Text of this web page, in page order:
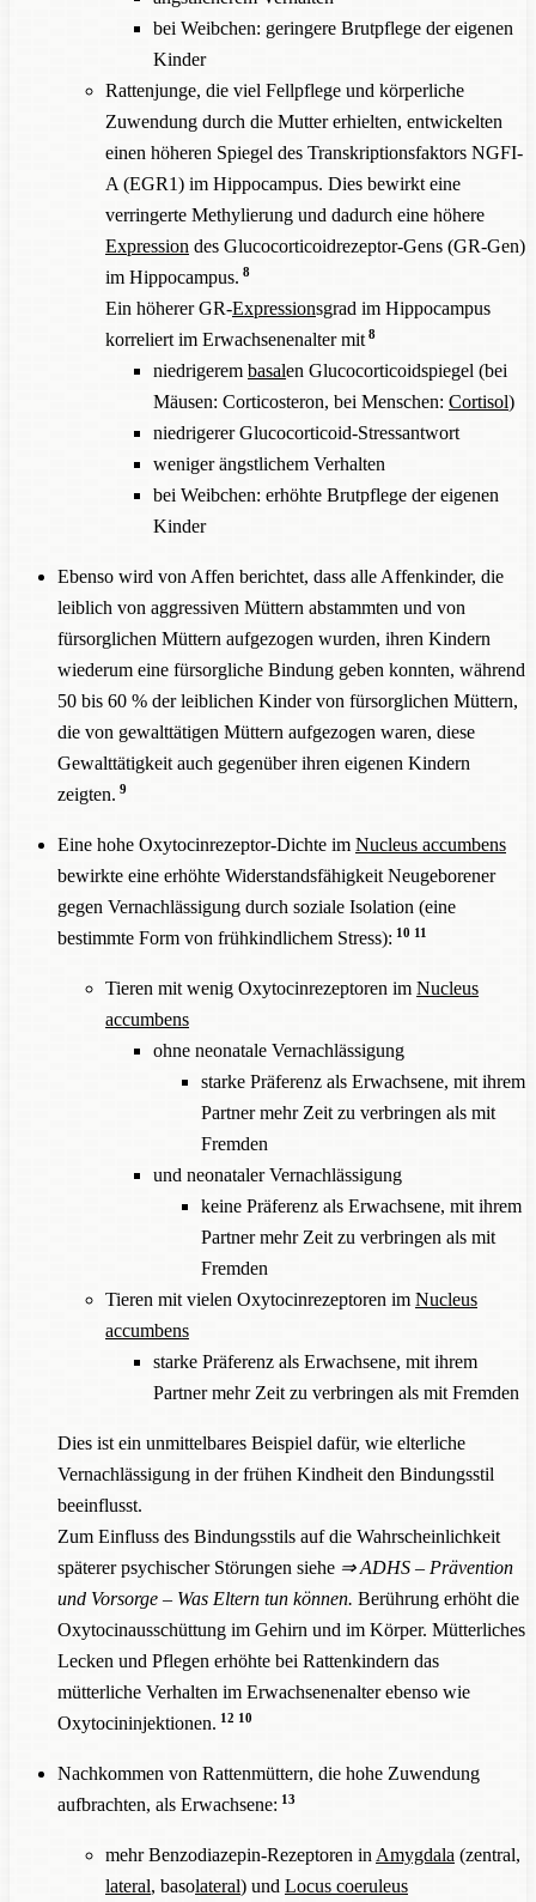
bei Weibchen: geringere Brutpflege der eigenen
Kinder
Rattenjunge, die viel Fellpflege und körperliche
Zuwendung durch die Mutter erhielten, entwickelten
einen höheren Spiegel des Transkriptionsfaktors NGFI-
A (EGR1) im Hippocampus. Dies bewirkt eine
verringerte Methylierung und dadurch eine höhere
Expression des Glucocorticoidrezeptor-Gens (GR-Gen)
im Hippocampus. 8
Ein höherer GR-Expressionsgrad im Hippocampus
korreliert im Erwachsenenalter mit 8
niedrigerem basalen Glucocorticoidspiegel (bei
Mäusen: Corticosteron, bei Menschen: Cortisol)
niedrigerer Glucocorticoid-Stressantwort
weniger ängstlichem Verhalten
bei Weibchen: erhöhte Brutpflege der eigenen
Kinder
Ebenso wird von Affen berichtet, dass alle Affenkinder, die
leiblich von aggressiven Müttern abstammten und von
fürsorglichen Müttern aufgezogen wurden, ihren Kindern
wiederum eine fürsorgliche Bindung geben konnten, während
50 bis 60 % der leiblichen Kinder von fürsorglichen Müttern,
die von gewalttätigen Müttern aufgezogen waren, diese
Gewalttätigkeit auch gegenüber ihren eigenen Kindern
zeigten. 9
Eine hohe Oxytocinrezeptor-Dichte im Nucleus accumbens
bewirkte eine erhöhte Widerstandsfähigkeit Neugeborener
gegen Vernachlässigung durch soziale Isolation (eine
bestimmte Form von frühkindlichem Stress): 10 11
Tieren mit wenig Oxytocinrezeptoren im Nucleus
accumbens
ohne neonatale Vernachlässigung
starke Präferenz als Erwachsene, mit ihrem
Partner mehr Zeit zu verbringen als mit
Fremden
und neonataler Vernachlässigung
keine Präferenz als Erwachsene, mit ihrem
Partner mehr Zeit zu verbringen als mit
Fremden
Tieren mit vielen Oxytocinrezeptoren im Nucleus
accumbens
starke Präferenz als Erwachsene, mit ihrem
Partner mehr Zeit zu verbringen als mit Fremden
Dies ist ein unmittelbares Beispiel dafür, wie elterliche
Vernachlässigung in der frühen Kindheit den Bindungsstil
beeinflusst.
Zum Einfluss des Bindungsstils auf die Wahrscheinlichkeit
späterer psychischer Störungen siehe ⇒ADHS – Prävention
und Vorsorge – Was Eltern tun können. Berührung erhöht die
Oxytocinausschüttung im Gehirn und im Körper. Mütterliches
Lecken und Pflegen erhöhte bei Rattenkindern das
mütterliche Verhalten im Erwachsenenalter ebenso wie
Oxytocininjektionen. 12 10
Nachkommen von Rattenmüttern, die hohe Zuwendung
aufbrachten, als Erwachsene: 13
mehr Benzodiazepin-Rezeptoren in Amygdala (zentral,
lateral, basolateral) und Locus coeruleus